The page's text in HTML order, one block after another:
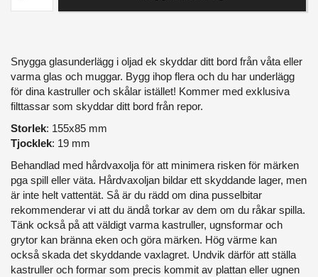
Snygga glasunderlägg i oljad ek skyddar ditt bord från våta eller
varma glas och muggar. Bygg ihop flera och du har underlägg
för dina kastruller och skålar istället! Kommer med exklusiva
filttassar som skyddar ditt bord från repor.
Storlek: 155x85 mm
Tjocklek: 19 mm
Behandlad med hårdvaxolja för att minimera risken för märken
pga spill eller väta. Hårdvaxoljan bildar ett skyddande lager, men
är inte helt vattentät. Så är du rädd om dina pusselbitar
rekommenderar vi att du ändå torkar av dem om du råkar spilla.
Tänk också på att väldigt varma kastruller, ugnsformar och
grytor kan bränna eken och göra märken. Hög värme kan
också skada det skyddande vaxlagret. Undvik därför att ställa
kastruller och formar som precis kommit av plattan eller ugnen